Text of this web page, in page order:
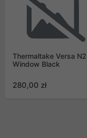
Thermaltake Versa
Window Black
280,00 zł